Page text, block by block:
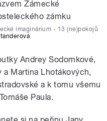
imaginárium - 13 (ne)pokojů
Andrey Sodomkové,
a Martina Lhotákových,
a k tomu všemu
Paula.